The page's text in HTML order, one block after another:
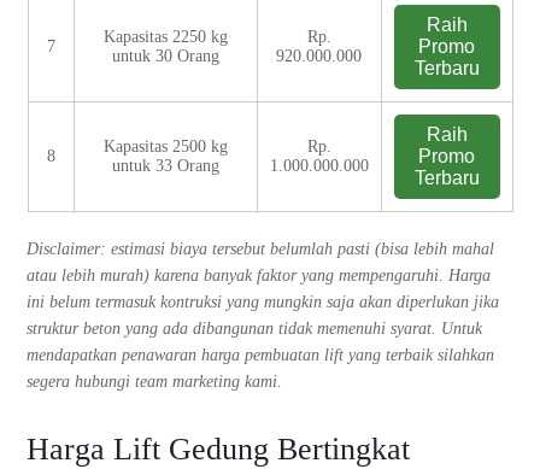
7
Kapasitas 2250 kg
untuk 30 Orang
Rp.
920.000.000
Raih
Promo
Terbaru
8
Kapasitas 2500 kg
untuk 33 Orang
Rp.
1.000.000.000
Raih
Promo
Terbaru
Disclaimer: estimasi biaya tersebut belumlah pasti (bisa lebih mahal
atau lebih murah) karena banyak faktor yang mempengaruhi. Harga
ini belum termasuk kontruksi yang mungkin saja akan diperlukan jika
struktur beton yang ada dibangunan tidak memenuhi syarat. Untuk
mendapatkan penawaran harga pembuatan lift yang terbaik silahkan
segera hubungi team marketing kami.
Harga Lift Gedung Bertingkat